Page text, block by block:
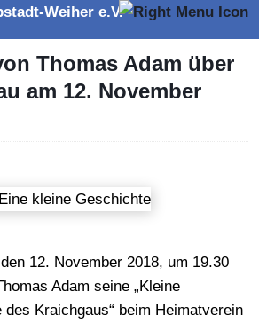
Thomas Adam über
am 12. November
12. November 2018, um 19.30
Adam seine „Kleine
des Kraichgaus“ beim Heimatverein